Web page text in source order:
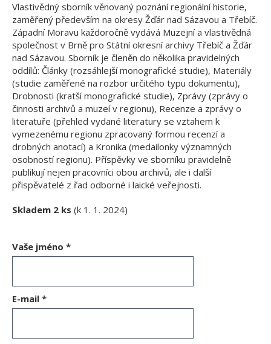
Vlastivědný sborník věnovaný poznání regionální historie,
zaměřený především na okresy Žďár nad Sázavou a Třebíč.
Západní Moravu každoročně vydává Muzejní a vlastivědná
společnost v Brně pro Státní okresní archivy Třebíč a Žďár
nad Sázavou. Sborník je členěn do několika pravidelných
oddílů: Články (rozsáhlejší monografické studie), Materiály
(studie zaměřené na rozbor určitého typu dokumentu),
Drobnosti (kratší monografické studie), Zprávy (zprávy o
činnosti archivů a muzeí v regionu), Recenze a zprávy o
literatuře (přehled vydané literatury se vztahem k
vymezenému regionu zpracovaný formou recenzí a
drobných anotací) a Kronika (medailonky významných
osobností regionu). Příspěvky ve sborníku pravidelně
publikují nejen pracovníci obou archivů, ale i další
přispěvatelé z řad odborné i laické veřejnosti.
Skladem 2 ks (k 1. 1. 2024)
Vaše jméno *
E-mail *